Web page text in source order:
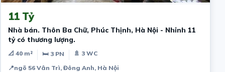
11 Tỷ
Nhà bán. Thôn Ba Chữ, Phúc Thịnh, Hà Nội - Nhỉnh 11
tỷ có thương lượng.
📐 40 m² 🛏 3 PN
🚿 3 WC
📍ngõ 56 Vân Trì, Đông Anh, Hà Nội